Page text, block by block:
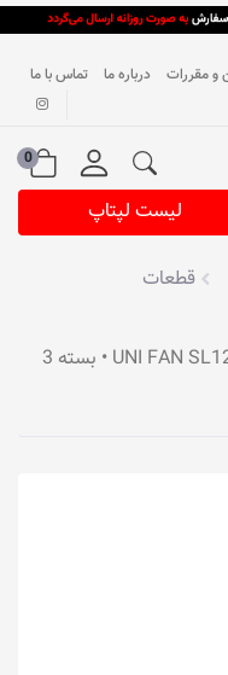
و مقررات درباره ما تماس با ما
0
لیست لپتاپ
قطعات
فن کیس لیان لی مدل UNI FAN SL120 V2 White • بسته 3